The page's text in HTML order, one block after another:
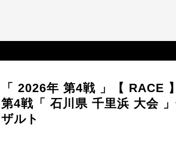
「 2026年 第4戦 」【 RACE
第4戦「 石川県 千里浜 大会
ザルト